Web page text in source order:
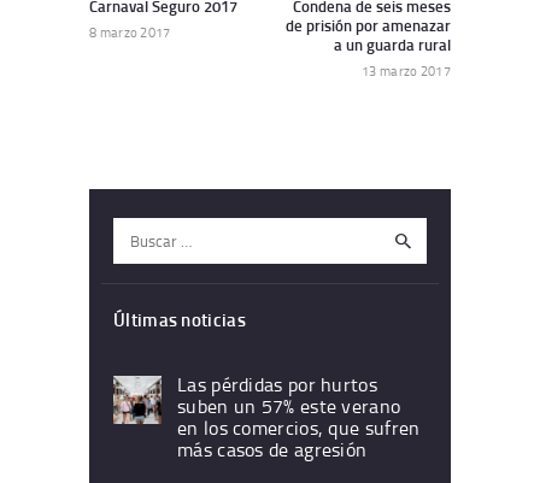
Carnaval Seguro 2017
8 marzo 2017
Condena de seis meses
de prisión por amenazar
a un guarda rural
13 marzo 2017
Últimas noticias
Las pérdidas por hurtos
suben un 57% este verano
en los comercios, que sufren
más casos de agresión